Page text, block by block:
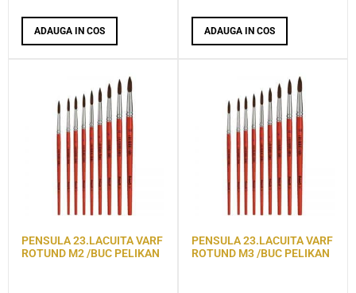
ADAUGA IN COS ADAUGA IN COS
PENSULA 23.LACUITA VARF
ROTUND M2 /BUC PELIKAN
PENSULA 23.LACUITA VARF
ROTUND M3 /BUC PELIKAN